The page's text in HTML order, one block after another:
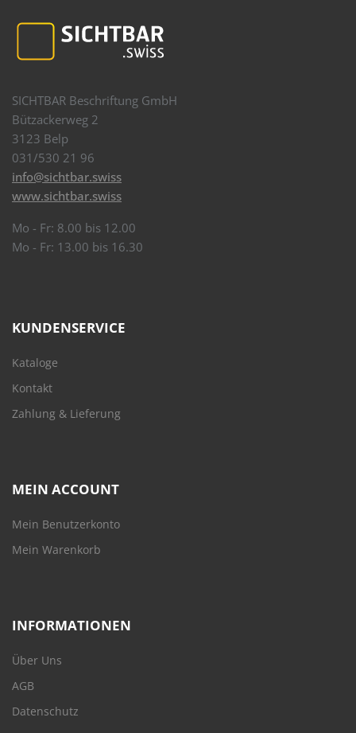
SICHTBAR Beschriftung GmbH
Bützackerweg 2
3123 Belp
031/530 21 96
info@sichtbar.swiss
www.sichtbar.swiss
Mo - Fr: 8.00 bis 12.00
Mo - Fr: 13.00 bis 16.30
KUNDENSERVICE
Kataloge
Kontakt
Zahlung & Lieferung
MEIN ACCOUNT
Mein Benutzerkonto
Mein Warenkorb
INFORMATIONEN
Über Uns
AGB
Datenschutz